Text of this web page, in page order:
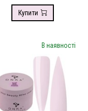
Купити
В наявності